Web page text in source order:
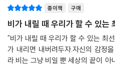
당신은 이미 완벽히 아름다운 행성이다
흔들리는 삶에 가장 필요한 진보를 말
매트 헤이그가 가장 경계하는 것은
그 욕망은 대개 세상이 세뇌한 것일 확
종이책 구매
비가 내릴 때 우리가 할 수 있는
"비가 내릴 때 우리가 할 수 있는 최
가 내리면 내버려두자.자신의 감정
라.비는 그냥 비일 뿐 세상의 끝이